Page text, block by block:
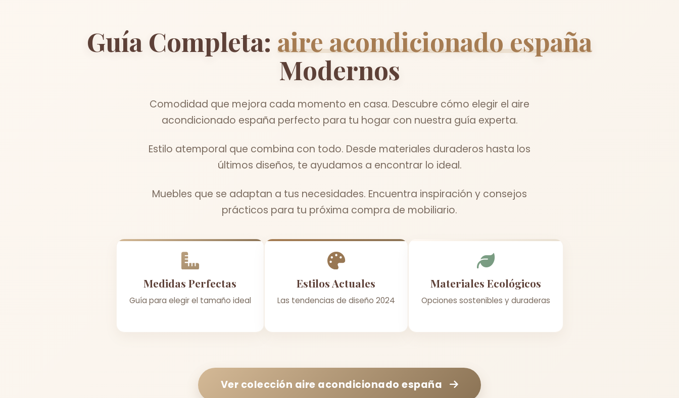
Guía Completa: aire acondicionado españa
Modernos
Comodidad que mejora cada momento en casa. Descubre cómo elegir el aire
acondicionado españa perfecto para tu hogar con nuestra guía experta.
Estilo atemporal que combina con todo. Desde materiales duraderos hasta los
últimos diseños, te ayudamos a encontrar lo ideal.
Muebles que se adaptan a tus necesidades. Encuentra inspiración y consejos
prácticos para tu próxima compra de mobiliario.
Medidas Perfectas
Guía para elegir el tamaño ideal
Estilos Actuales
Las tendencias de diseño 2024
Materiales Ecológicos
Opciones sostenibles y duraderas
Ver colección aire acondicionado españa